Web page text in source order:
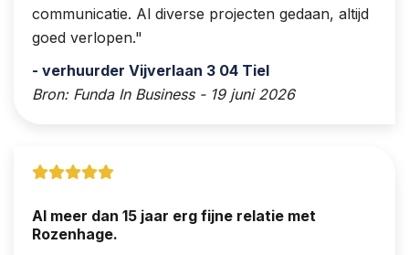
communicatie. Al diverse projecten gedaan, altijd
goed verlopen.
- verhuurder Vijverlaan 3 04 Tiel
Bron: Funda In Business - 19 juni 2026
Al meer dan 15 jaar erg fijne relatie met
Rozenhage.